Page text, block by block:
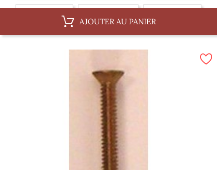
Unité, 8 x 80 mm Boite, 8 x 100 mm Boite, 8 x 40 mm
Boite, 8 x 80 mm Boite, 8 x 60 mm
AJOUTER AU PANIER